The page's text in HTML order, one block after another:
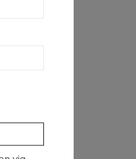
de helft
Toch
33%
uit te
aan!